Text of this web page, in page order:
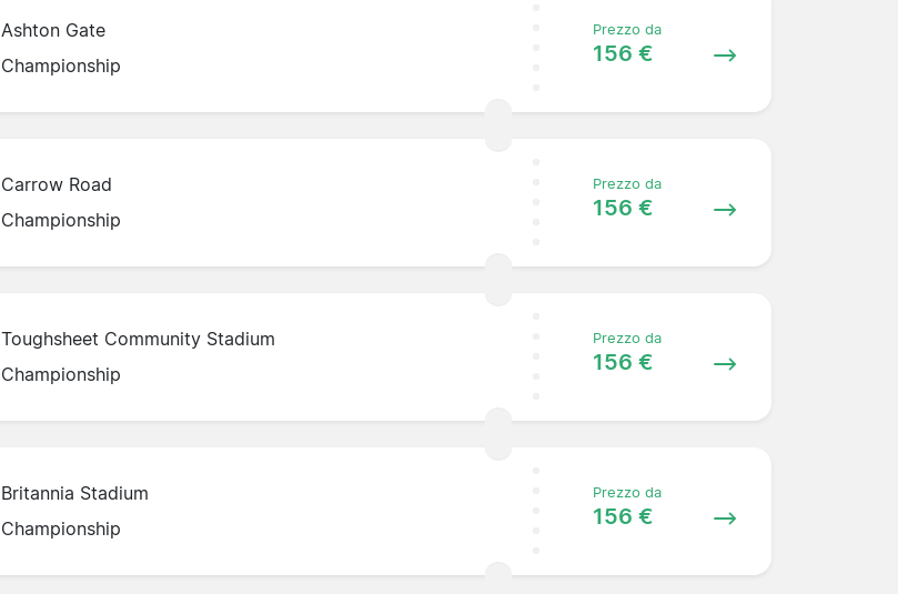
Ashton Gate
Championship
Prezzo da
156 €
Carrow Road
Championship
Prezzo da
156 €
Toughsheet Community Stadium
Championship
Prezzo da
156 €
Britannia Stadium
Championship
Prezzo da
156 €